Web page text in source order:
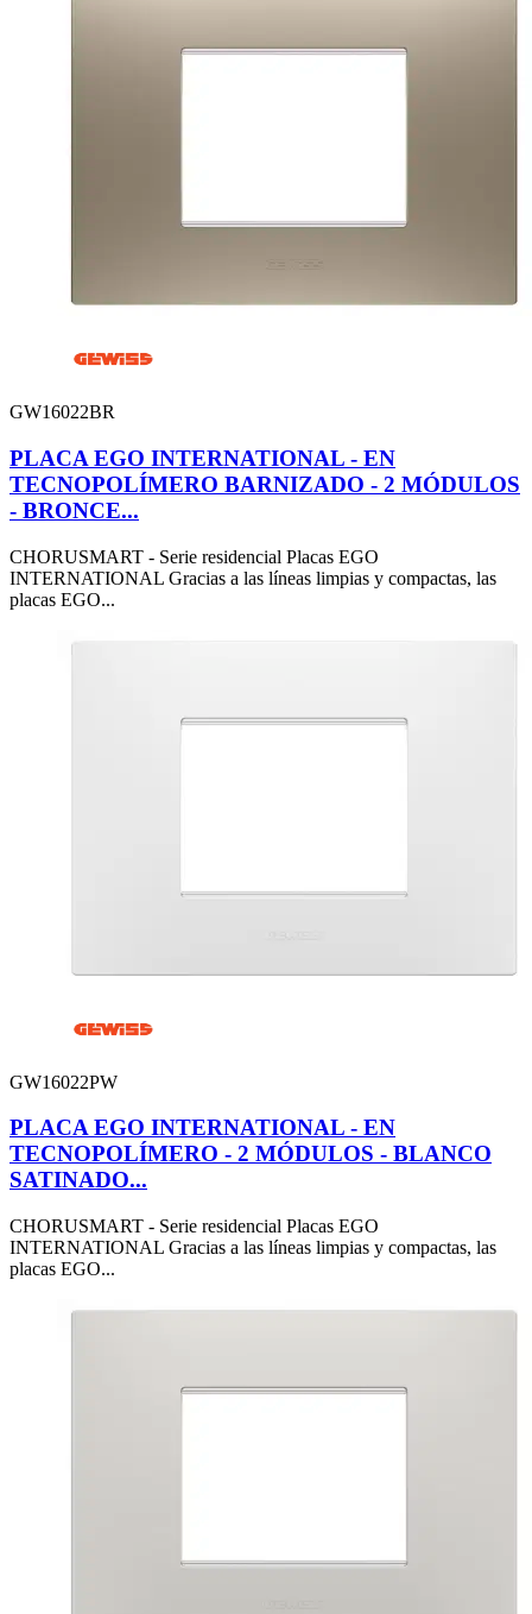
GW16022BR
PLACA EGO INTERNATIONAL - EN
TECNOPOLÍMERO BARNIZADO - 2 MÓDULOS
- BRONCE...
CHORUSMART - Serie residencial Placas EGO
INTERNATIONAL Gracias a las líneas limpias y compactas, las
placas EGO...
GW16022PW
PLACA EGO INTERNATIONAL - EN
TECNOPOLÍMERO - 2 MÓDULOS - BLANCO
SATINADO...
CHORUSMART - Serie residencial Placas EGO
INTERNATIONAL Gracias a las líneas limpias y compactas, las
placas EGO...